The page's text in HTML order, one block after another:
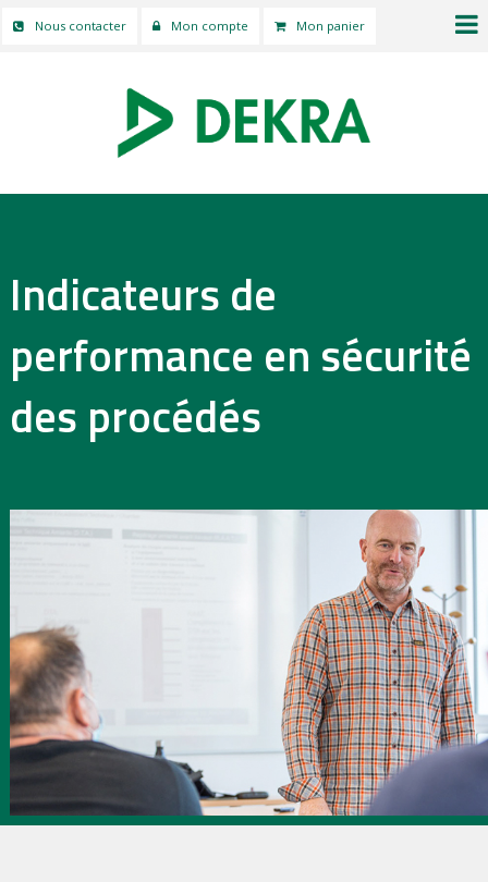
Nous contacter Mon compte Mon panier
Indicateurs de
performance en sécurité
des procédés